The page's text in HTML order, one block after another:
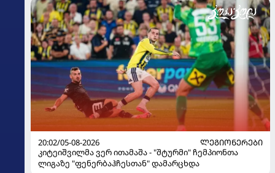
20:02/05-08-2026
ᲚᲔᲒᲘᲝᲜᲔᲠᲔᲑᲘ
კიტეიშვილმა ვერ ითამაშა - "შტურმი" ჩემპიონთა
ლიგაზე "ფენერბაჰჩესთან" დამარცხდა